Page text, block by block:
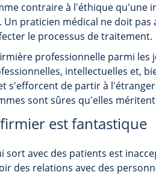
contraire à l'éthique qu'une
praticien médical ne doit
le processus de traitement.
professionnelle parmi les
intellectuelles et,
s'efforcent de partir à
sont sûres qu'elles
est fantastique
sort avec des patients est
des relations avec des